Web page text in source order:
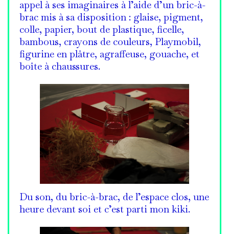
appel à ses imaginaires à l’aide d’un bric-à-
brac mis à sa disposition : glaise, pigment,
colle, papier, bout de plastique, ficelle,
bambous, crayons de couleurs, Playmobil,
figurine en plâtre, agraffeuse, gouache, et
boîte à chaussures.
Du son, du bric-à-brac, de l’espace clos, une
heure devant soi et c’est parti mon kiki.